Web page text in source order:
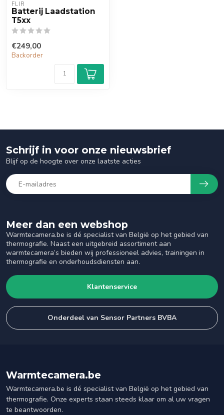
FLIR
Batterij Laadstation
T5xx
€249,00
Backorder
Meer dan een webshop
Warmtecamera.be is dé specialist van België op het gebied van
thermografie. Naast een uitgebreid assortiment aan
warmtecamera’s bieden wij professioneel advies, trainingen in
thermografie en onderhoudsdiensten aan.
Klantenservice
Onderdeel van Sensor Partners BVBA
Schrijf in voor onze nieuwsbrief
Blijf op de hoogte over onze laatste acties
Warmtecamera.be
Warmtecamera.be is dé specialist van België op het gebied van
thermografie. Onze experts staan steeds klaar om al uw vragen
te beantwoorden.